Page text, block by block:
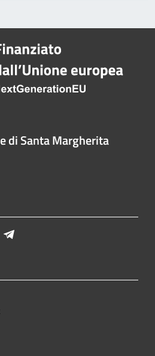
di Santa Margherita